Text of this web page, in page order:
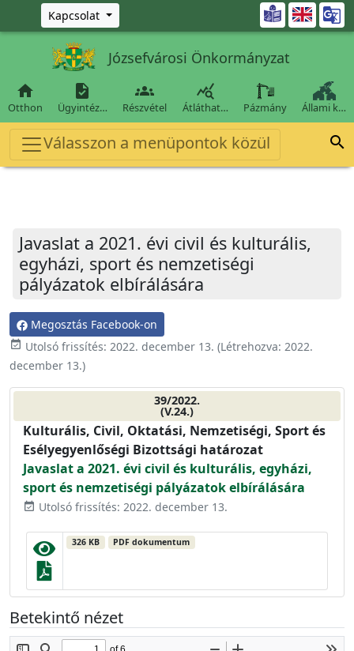
Ugrás a fő tartalomra
Kapcsolat 
Józsefvárosi Önkormányzat

Otthon

Ügyintéz…

Részvétel

Átláthat… Pázmány Állami k…
Válasszon a menüpontok közül 
Javaslat a 2021. évi civil és kulturális,
egyházi, sport és nemzetiségi
pályázatok elbírálására
Megosztás Facebook-on
event_available Utolsó frissítés: 2022. december 13. (Létrehozva: 2022.
december 13.)
39/2022.
(V.24.)
Kulturális, Civil, Oktatási, Nemzetiségi, Sport és
Esélyegyenlőségi Bizottsági határozat
Javaslat a 2021. évi civil és kulturális, egyházi,
sport és nemzetiségi pályázatok elbírálására
event_available Utolsó frissítés: 2022. december 13.
326 KB PDF dokumentum
Betekintő nézet